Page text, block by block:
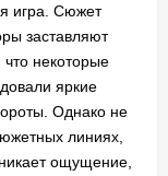
игра. Сюжет
заставляют
некоторые
яркие
Однако не
линиях,
ощущение,